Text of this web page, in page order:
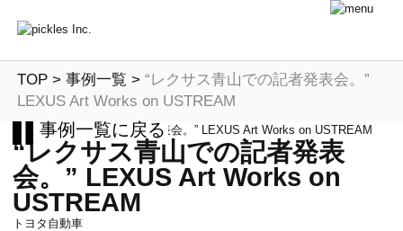
TOP >事例一覧 >“レクサス青山での記者発表会。”
LEXUS Art Works on USTREAM
事例一覧に戻る
“レクサス青山での記者発表
会。” LEXUS Art Works on
USTREAM
トヨタ自動車